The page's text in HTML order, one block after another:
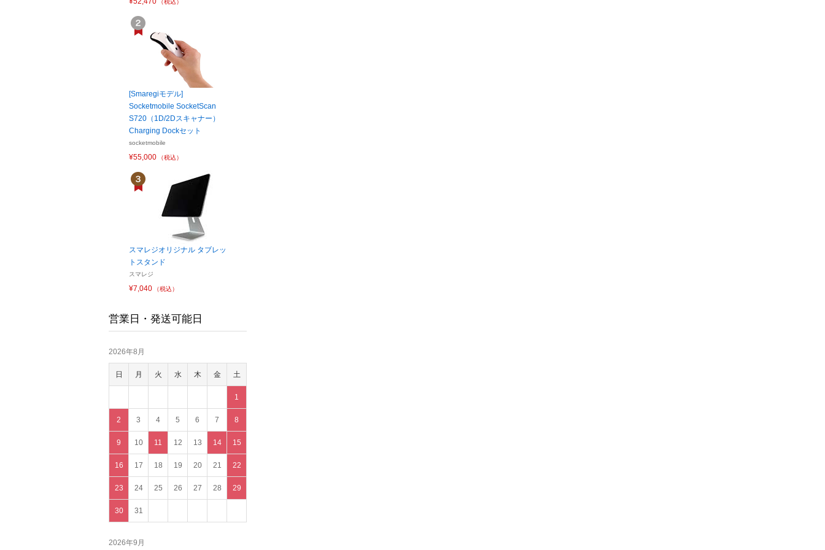
（税込）
[Smaregiモデル]
Socketmobile SocketScan
S720（1D/2Dスキャナー）
Charging Dockセット
socketmobile
¥55,000 （税込）
スマレジオリジナル タブレッ
トスタンド
スマレジ
¥7,040 （税込）
営業日・発送可能日
2026年8月
日 月 火 水 木 金 土
1
2 3 4 5 6 7 8
9 10 11 12 13 14 15
16 17 18 19 20 21 22
23 24 25 26 27 28 29
30 31
2026年9月